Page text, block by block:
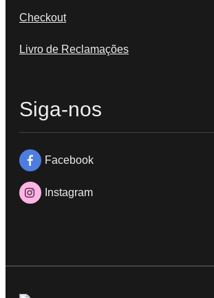
Checkout
Livro de Reclamações
Siga-nos
Facebook
Instagram